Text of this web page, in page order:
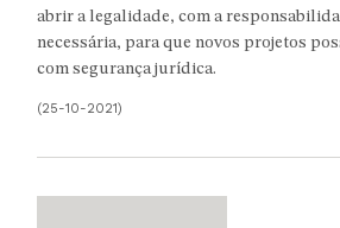
abrir a legalidade, com a
necessária, para que novos projetos
com segurança jurídica.
(25-10-2021)